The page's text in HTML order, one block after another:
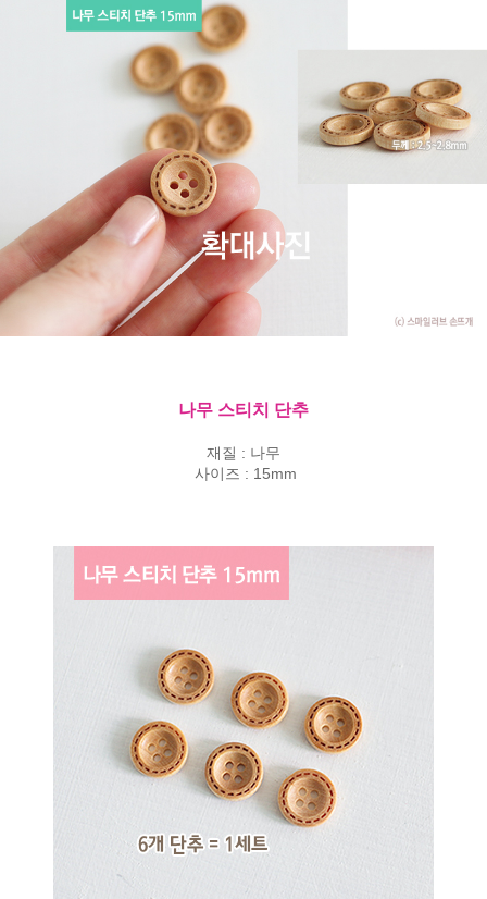
나무 스티치 단추
재질 : 나무
사이즈 : 15mm